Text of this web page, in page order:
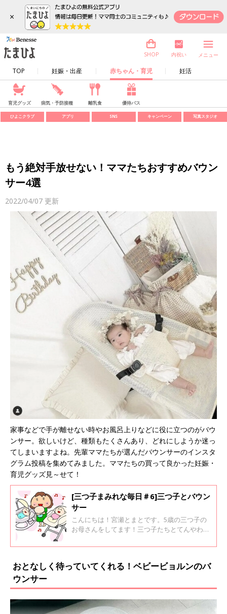
×
TOP 妊娠・出産 赤ちゃん・育児 妊活
SHOP 内祝い メニュー
育児グッズ 病気・予防接種 離乳食 優待パス
ひよこクラブ アプリ SNS キャンペーン 写真スタジオ
もう絶対手放せない！ママたちおすすめバウン
サー4選
2022/04/07 更新
家事などで手が離せない時やお風呂上りなどに役に立つのがバウ
ンサー。欲しいけど、種類もたくさんあり、どれにしようか迷っ
てしまいますよね。先輩ママたちが選んだバウンサーのインスタ
グラム投稿を集めてみました。ママたちの買って良かった妊娠・
育児グッズ見～せて！
[三つ子まみれな毎日＃6]三つ子とバウン
サー
こんにちは！宮瀬とまとです。5歳の三つ子の
お母さんをしてます！三つ子たちとてんやわん
赤ちゃん時代のバウンサーのお話です。
おとなしく待っていてくれる！ベビービョルンのバ
ウンサー